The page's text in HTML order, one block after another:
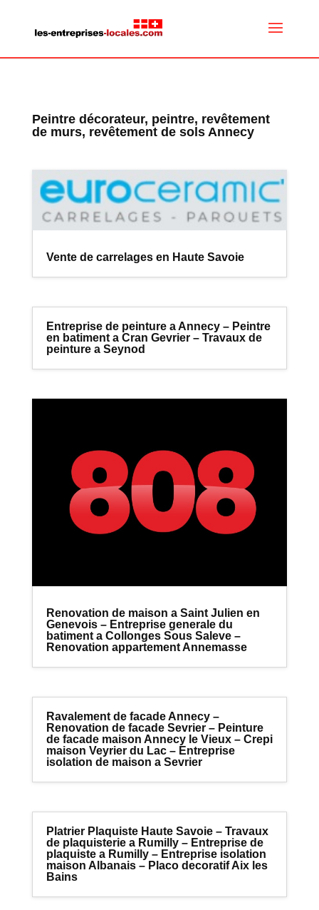
Peintre décorateur, peintre, revêtement
de murs, revêtement de sols Annecy
Vente de carrelages en Haute Savoie
Entreprise de peinture a Annecy – Peintre
en batiment a Cran Gevrier – Travaux de
peinture a Seynod
Renovation de maison a Saint Julien en
Genevois – Entreprise generale du
batiment a Collonges Sous Saleve –
Renovation appartement Annemasse
Ravalement de facade Annecy –
Renovation de facade Sevrier – Peinture
de facade maison Annecy le Vieux – Crepi
maison Veyrier du Lac – Entreprise
isolation de maison a Sevrier
Platrier Plaquiste Haute Savoie – Travaux
de plaquisterie a Rumilly – Entreprise de
plaquiste a Rumilly – Entreprise isolation
maison Albanais – Placo decoratif Aix les
Bains